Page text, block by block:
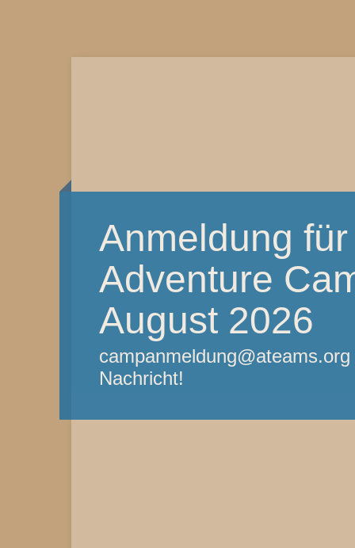
Anmeldung
Adventure
August 2026
Nachricht!